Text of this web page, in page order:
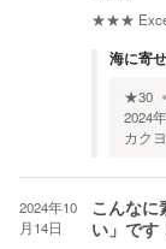
★★★
海に寄
★30
2024
カク
2024年10
月14日
こんなに
い」です